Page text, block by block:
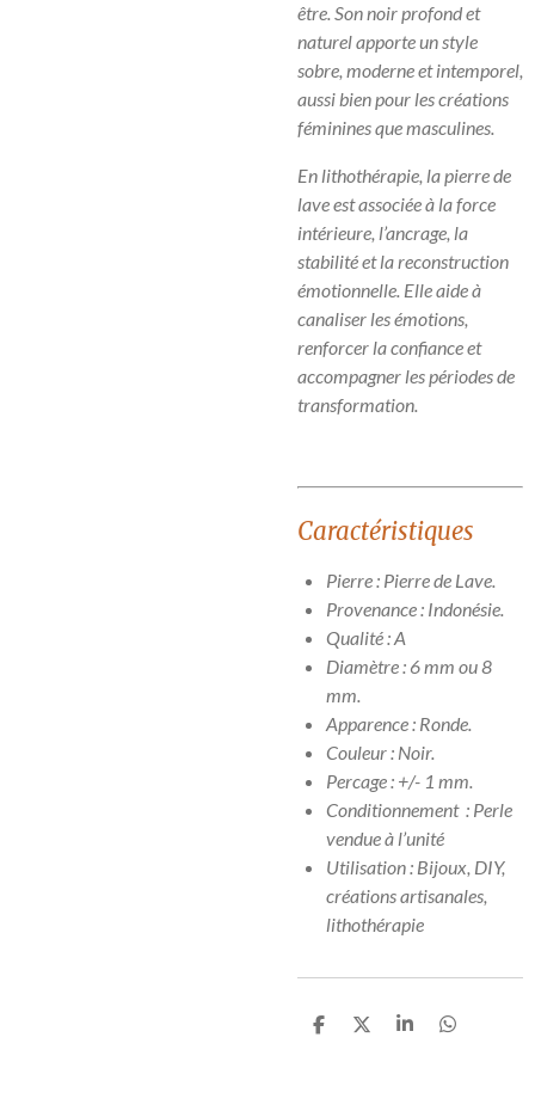
être. Son noir profond et
naturel apporte un style
sobre, moderne et intemporel,
aussi bien pour les créations
féminines que masculines.
En lithothérapie, la pierre de
lave est associée à la force
intérieure, l’ancrage, la
stabilité et la reconstruction
émotionnelle. Elle aide à
canaliser les émotions,
renforcer la confiance et
accompagner les périodes de
transformation.
Caractéristiques
Pierre : Pierre de Lave.
Provenance : Indonésie.
Qualité : A
Diamètre : 6 mm ou 8
mm.
Apparence : Ronde.
Couleur : Noir.
Percage : +/- 1 mm.
Conditionnement : Perle
vendue à l’unité
Utilisation : Bijoux, DIY,
créations artisanales,
lithothérapie
P
P
P
P